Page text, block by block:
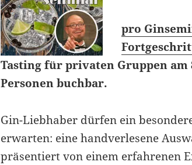
pro
Tasting für privaten Gruppen am
Personen buchbar.
Gin-Liebhaber dürfen ein
erwarten: eine handverlesene
präsentiert von einem erfahrenen